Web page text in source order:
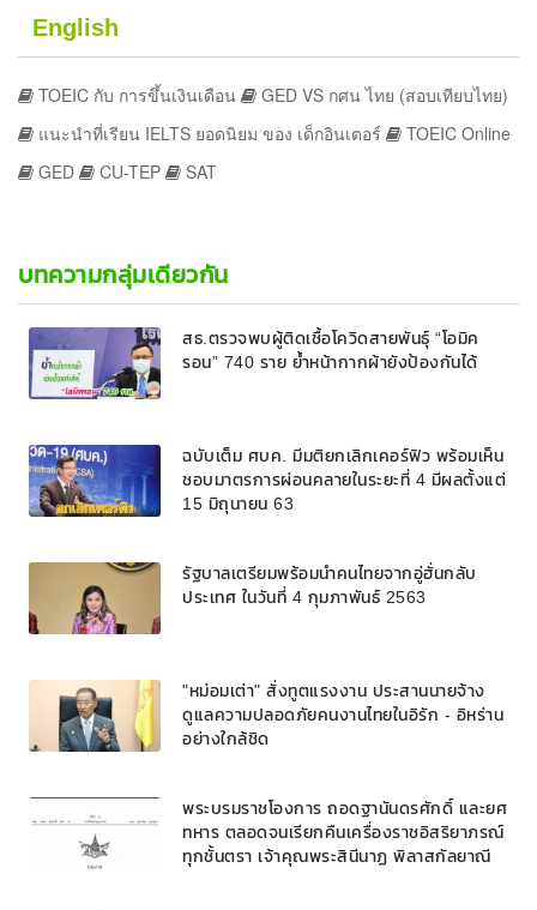
English
TOEIC กับ การขึ้นเงินเดือน
GED VS กศน ไทย (สอบเทียบไทย)
แนะนำที่เรียน IELTS ยอดนิยม ของ เด็กอินเตอร์
TOEIC Online
GED
CU-TEP SAT
บทความกลุ่มเดียวกัน
สธ.ตรวจพบผู้ติดเชื้อโควิดสายพันธุ์ “โอมิค
รอน” 740 ราย ย้ำหน้ากากผ้ายังป้องกันได้
ฉบับเต็ม ศบค. มีมติยกเลิกเคอร์ฟิว พร้อมเห็น
ชอบมาตรการผ่อนคลายในระยะที่ 4 มีผลตั้งแต่
15 มิถุนายน 63
รัฐบาลเตรียมพร้อมนำคนไทยจากอู่ฮั่นกลับ
ประเทศ ในวันที่ 4 กุมภาพันธ์ 2563
"หม่อมเต่า" สั่งทูตแรงงาน ประสานนายจ้าง
ดูแลความปลอดภัยคนงานไทยในอิรัก - อิหร่าน
อย่างใกล้ชิด
พระบรมราชโองการ ถอดฐานันดรศักดิ์ และยศ
ทหาร ตลอดจนเรียกคืนเครื่องราชอิสริยาภรณ์
ทุกชั้นตรา เจ้าคุณพระสินีนาฏ พิลาสกัลยาณี